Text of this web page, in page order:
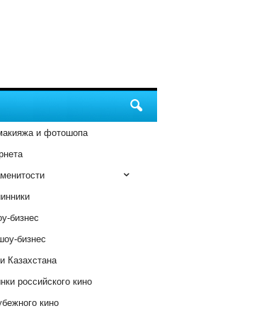
и фотошопа
бизнес
бизнес
Казахстана
российского кино
кино